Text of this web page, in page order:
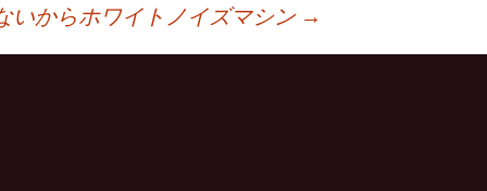
いからホワイトノイズマシン →